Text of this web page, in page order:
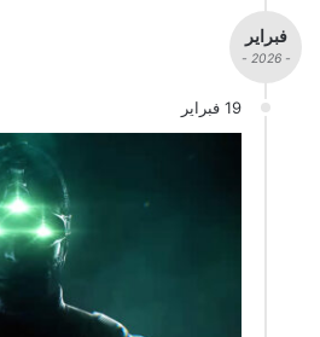
فبراير
- 2026 -
19 فبراير